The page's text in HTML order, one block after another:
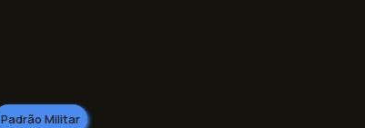
Padrão Militar